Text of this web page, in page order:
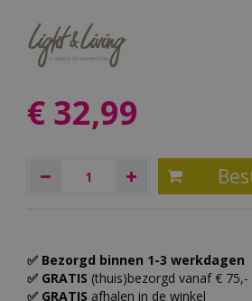
€ 32,99
✅ Bezorgd binnen 1-3 werkdagen
✅ GRATIS (thuis)bezorgd vanaf € 75,-
✅ GRATIS afhalen in de winkel